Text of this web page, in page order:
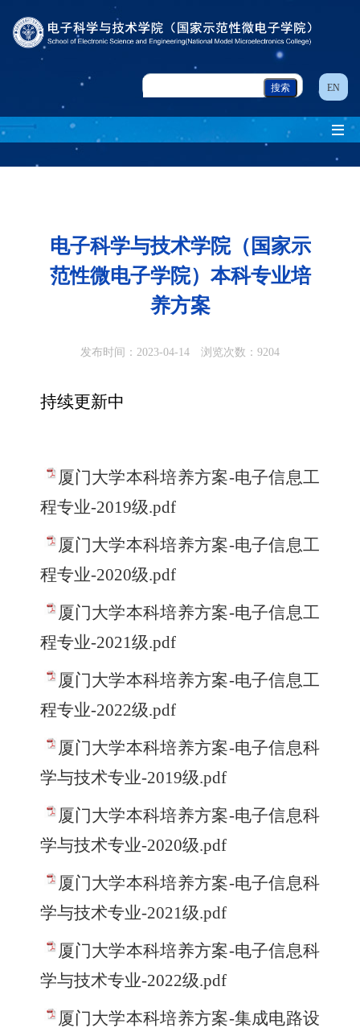
EN
电子科学与技术学院（国家示
范性微电子学院）本科专业培
养方案
发布时间：2023-04-14 浏览次数： 9204
持续更新中
厦门大学本科培养方案-电子信息工
程专业-2019级.pdf
厦门大学本科培养方案-电子信息工
程专业-2020级.pdf
厦门大学本科培养方案-电子信息工
程专业-2021级.pdf
厦门大学本科培养方案-电子信息工
程专业-2022级.pdf
厦门大学本科培养方案-电子信息科
学与技术专业-2019级.pdf
厦门大学本科培养方案-电子信息科
学与技术专业-2020级.pdf
厦门大学本科培养方案-电子信息科
学与技术专业-2021级.pdf
厦门大学本科培养方案-电子信息科
学与技术专业-2022级.pdf
厦门大学本科培养方案-集成电路设